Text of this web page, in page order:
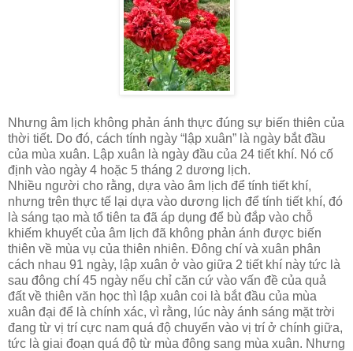
Nhưng âm lịch không phản ánh thực đúng sự biến thiên của
thời tiết. Do đó, cách tính ngày “lập xuân” là ngày bắt đầu
của mùa xuân. Lập xuân là ngày đầu của 24 tiết khí. Nó cố
định vào ngày 4 hoặc 5 tháng 2 dương lịch.
Nhiều người cho rằng, dựa vào âm lịch để tính tiết khí,
nhưng trên thực tế lại dựa vào dương lịch để tính tiết khí, đó
là sáng tạo mà tổ tiên ta đã áp dụng để bù đắp vào chỗ
khiếm khuyết của âm lịch đã không phản ánh được biến
thiên về mùa vụ của thiên nhiên. Đông chí và xuân phân
cách nhau 91 ngày, lập xuân ở vào giữa 2 tiết khí này tức là
sau đông chí 45 ngày nếu chỉ căn cứ vào vấn đề của quả
đất về thiên văn học thì lập xuân coi là bắt đầu của mùa
xuân đại để là chính xác, vì rằng, lúc này ánh sáng mặt trời
đang từ vị trí cực nam quá độ chuyển vào vị trí ở chính giữa,
tức là giai đoạn quá độ từ mùa đông sang mùa xuân. Nhưng